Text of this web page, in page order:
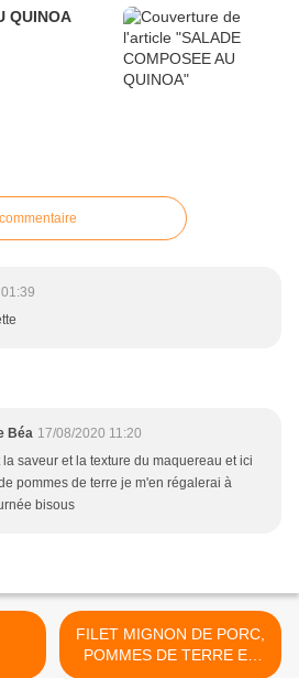
QUINOA
Béa 17/08/2020 11:20
saveur et la texture du maquereau et ici
pommes de terre je m'en régalerai à
bisous
FILET MIGNON DE PORC,
POMMES DE TERRE ET